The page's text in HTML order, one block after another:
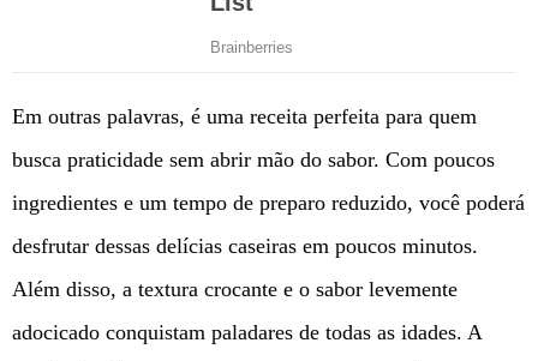
Em outras palavras, é uma receita perfeita para quem
busca praticidade sem abrir mão do sabor. Com poucos
ingredientes e um tempo de preparo reduzido, você poderá
desfrutar dessas delícias caseiras em poucos minutos.
Além disso, a textura crocante e o sabor levemente
adocicado conquistam paladares de todas as idades. A